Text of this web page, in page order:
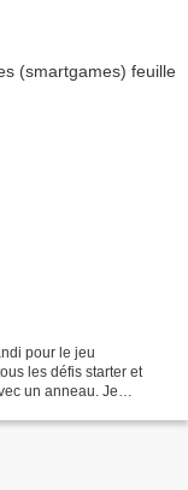
pour le jeu
les défis starter et
un anneau. Je